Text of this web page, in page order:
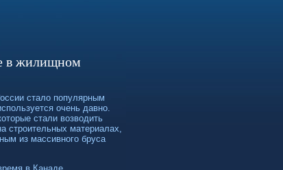
в жилищном
стало популярным
очень давно.
стали возводить
строительных материалах,
из массивного бруса